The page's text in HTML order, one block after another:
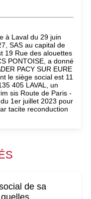
à Laval du 29 juin
SAS au capital de
19 Rue des alouettes
PONTOISE, a donné
PACY SUR EURE
le siège social est 11
405 LAVAL, un
sis Route de Paris -
1er juillet 2023 pour
tacite reconduction
de sa